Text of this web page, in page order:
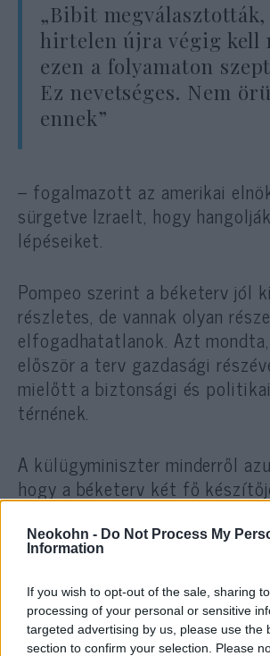
Neokohn - Do Not Process My
Information
If you wish to opt-out of the sale, sharing
processing of your personal or sensitive
targeted advertising by us, please use the
section to confirm your selection. Please
„Bibit megválasztották,
hirtelen újra végig kell
ezen a folyamaton
Ez nevetséges. Nem
ennek”
– fogalmazott az amerikai
sürgetve Izraelt, hogy
lépéseiket.
Pompeo szerint a béketerv jól
részletes, de vannak olyan
elfogadhatatlanok. Azt
először a terv gazdasági
mielőtt a biztonsági és
térnének.
A külügyminiszter minderről
hogy a béketerv két fő
Greenblatt közel-keleti
országokban járt a gazdasági
egyeztetni. Ezeket a terveket
júniusban ismertetik egy
konferencián.